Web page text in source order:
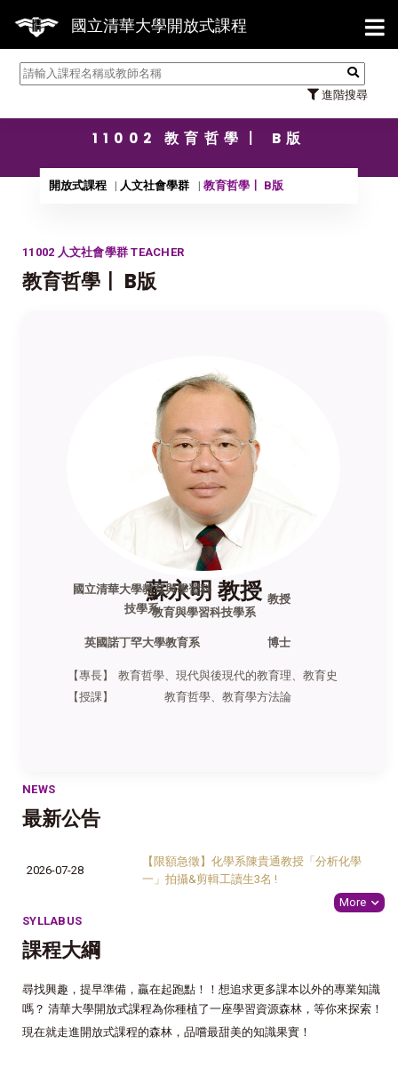
國立清華大學開放式課程
進階搜尋
【7/
11002 教育哲學〡 B版
開放式課程 人文社會學群 教育哲學〡 B版
11002 人文社會學群 TEACHER
教育哲學〡 B版
蘇永明 教授
教育與學習科技學系
國立清華大學教育與學習科
技學系
教授
英國諾丁罕大學教育系 博士
【專長】
教育哲學、現代與後現代的教育理、教育史
【授課】
教育哲學、教育學方法論
NEWS
最新公告
2026-07-28
【限額急徵】化學系陳貴通教授「分析化學
一」拍攝&剪輯工讀生3名 !
More
SYLLABUS
課程大綱
尋找興趣，提早準備，贏在起跑點！！想追求更多課本以外的專業知識
嗎？ 清華大學開放式課程為你種植了一座學習資源森林，等你來探索！
現在就走進開放式課程的森林，品嚐最甜美的知識果實！